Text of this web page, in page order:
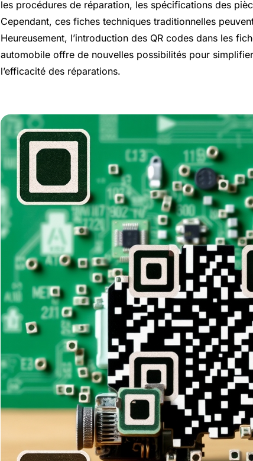
les procédures de réparation, les spécifications des
Cependant, ces fiches techniques traditionnelles
Heureusement, l’introduction des QR codes dans les
automobile offre de nouvelles possibilités pour
l’efficacité des réparations.